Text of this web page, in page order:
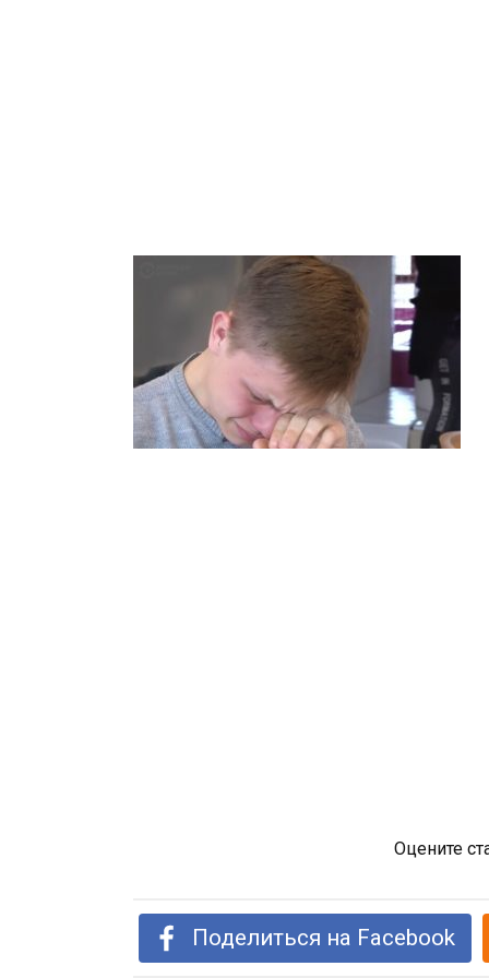
Оцените
Поделиться на Facebook